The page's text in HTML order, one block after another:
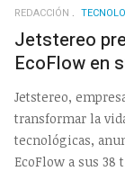
REDACCIÓN
Jetstereo
EcoFlow en
Jetstereo,
transformar la
tecnológicas,
EcoFlow a sus 38